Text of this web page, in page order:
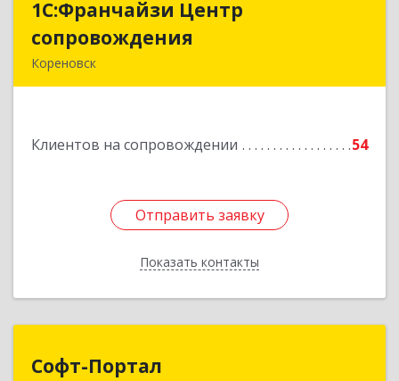
1С:Франчайзи Центр
сопровождения
Кореновск
Клиентов на сопровождении 54
Отправить заявку
Показать контакты
1С:Франчайзи Центр
Отправить заявку
Назад
Софт-Портал